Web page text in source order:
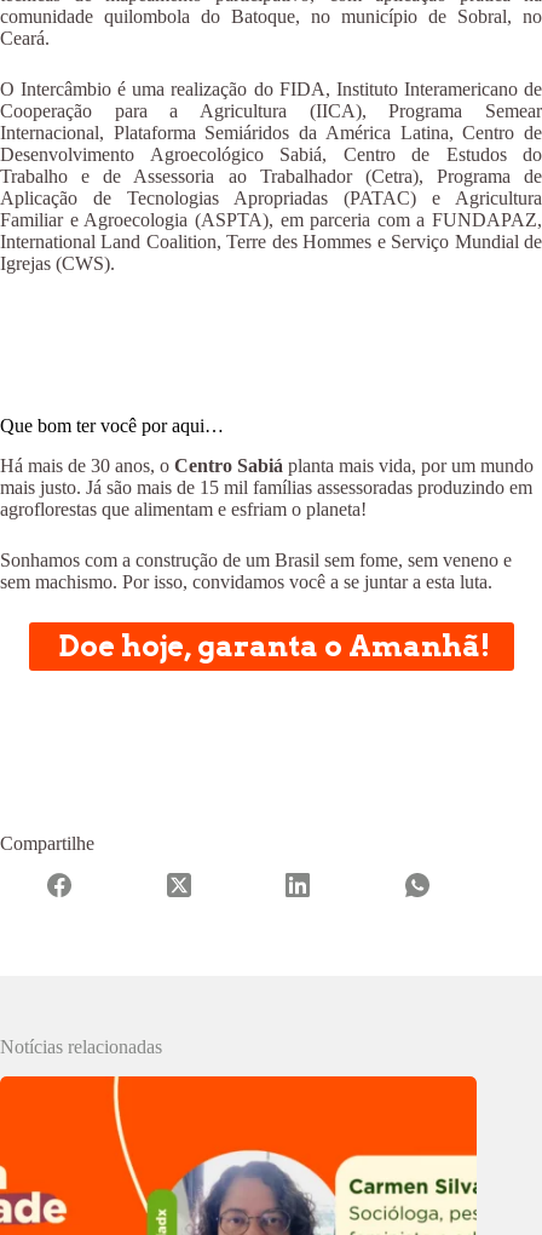
comunidade quilombola do Batoque, no município de Sobral, no
Ceará.
O Intercâmbio é uma realização do FIDA, Instituto Interamericano de
Cooperação para a Agricultura (IICA), Programa Semear
Internacional, Plataforma Semiáridos da América Latina, Centro de
Desenvolvimento Agroecológico Sabiá, Centro de Estudos do
Trabalho e de Assessoria ao Trabalhador (Cetra), Programa de
Aplicação de Tecnologias Apropriadas (PATAC) e Agricultura
Familiar e Agroecologia (ASPTA), em parceria com a FUNDAPAZ,
International Land Coalition, Terre des Hommes e Serviço Mundial de
Igrejas (CWS).
Que bom ter você por aqui…
Há mais de 30 anos, o Centro Sabiá planta mais vida, por um mundo
mais justo. Já são mais de 15 mil famílias assessoradas produzindo em
agroflorestas que alimentam e esfriam o planeta!
Sonhamos com a construção de um Brasil sem fome, sem veneno e
sem machismo. Por isso, convidamos você a se juntar a esta luta.
Doe hoje, garanta o Amanhã!
Compartilhe
Notícias relacionadas